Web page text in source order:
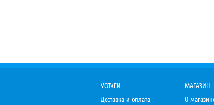
УСЛУГИ
Доставка и оплата
МАГАЗИН
О